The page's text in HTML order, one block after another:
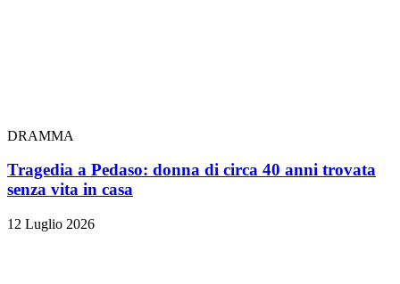
DRAMMA
Tragedia a Pedaso: donna di circa 40 anni trovata
senza vita in casa
12 Luglio 2026